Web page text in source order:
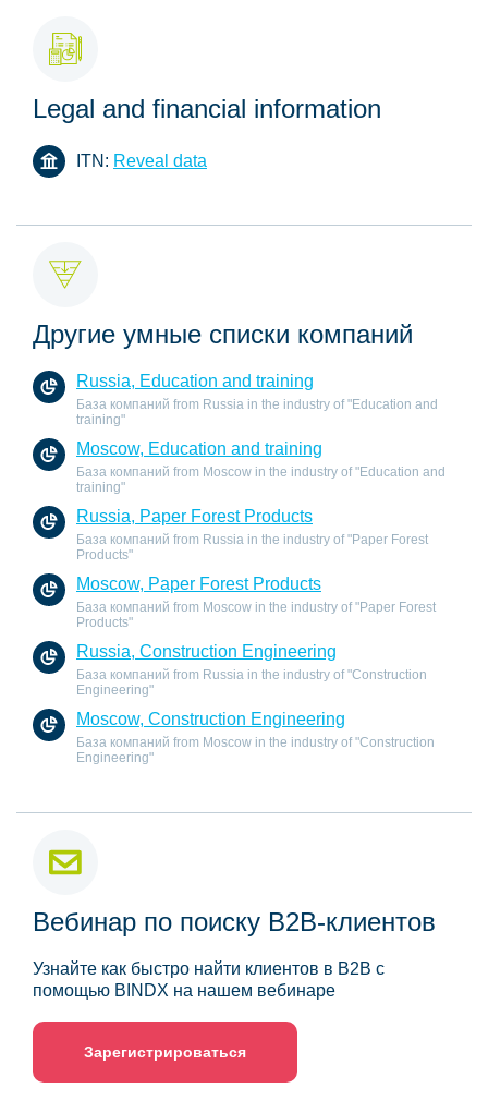
Legal and financial information
ITN: Reveal data
Другие умные списки компаний
Russia, Education and training
База компаний from Russia in the industry of "Education and
training"
Moscow, Education and training
База компаний from Moscow in the industry of "Education and
training"
Russia, Paper Forest Products
База компаний from Russia in the industry of "Paper Forest
Products"
Moscow, Paper Forest Products
База компаний from Moscow in the industry of "Paper Forest
Products"
Russia, Construction Engineering
База компаний from Russia in the industry of "Construction
Engineering"
Moscow, Construction Engineering
База компаний from Moscow in the industry of "Construction
Engineering"
Вебинар по поиску B2B-клиентов
Узнайте как быстро найти клиентов в B2B с
помощью BINDX на нашем вебинаре
Зарегистрироваться